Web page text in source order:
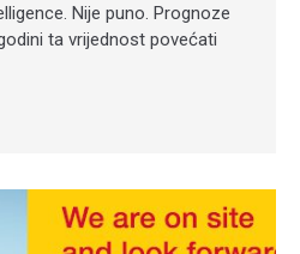
Nije puno. Prognoze
ta vrijednost povećati